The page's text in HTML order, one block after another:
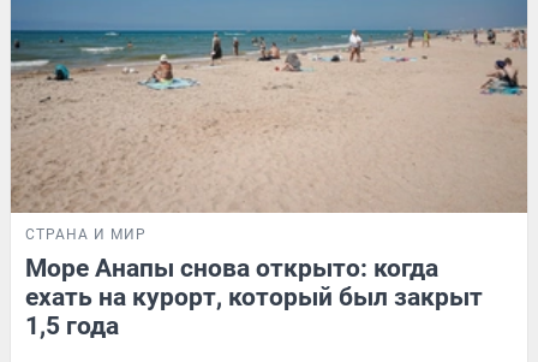
СТРАНА И МИР
Море Анапы снова открыто: когда
ехать на курорт, который был закрыт
1,5 года